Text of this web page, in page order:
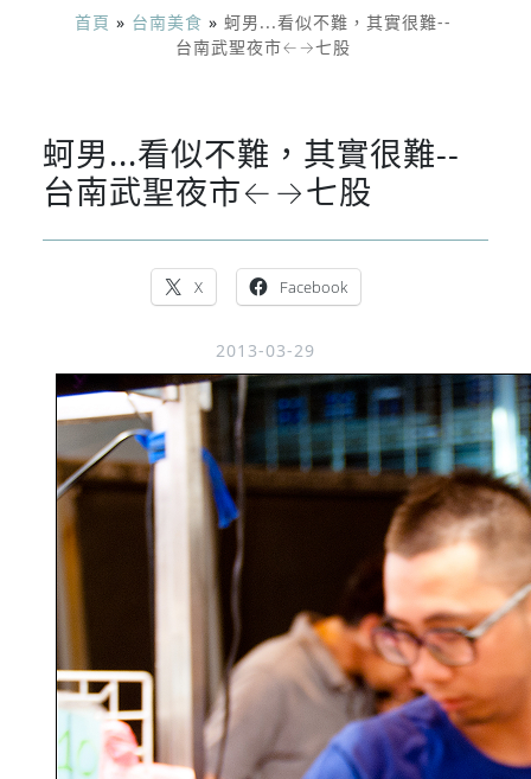
首頁 » 台南美食 » 蚵男...看似不難，其實很難--
台南武聖夜市←→七股
蚵男...看似不難，其實很難--
台南武聖夜市←→七股
X Facebook
2013-03-29